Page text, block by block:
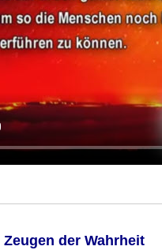
Zeugen der Wahrheit